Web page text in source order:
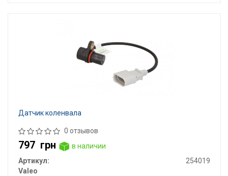
Датчик коленвала
0 отзывов
797 грн
в наличии
Артикул:
254019
Valeo